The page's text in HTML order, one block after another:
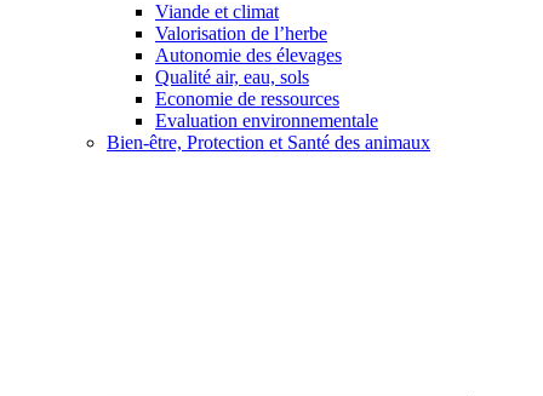
Viande et climat
Valorisation de l’herbe
Autonomie des élevages
Qualité air, eau, sols
Economie de ressources
Evaluation environnementale
Bien-être, Protection et Santé des animaux